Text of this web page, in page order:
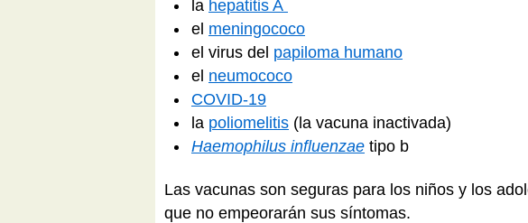
la hepatitis A
el meningococo
el virus del papiloma humano
el neumococo
COVID-19
la poliomelitis (la vacuna inactivada)
Haemophilus influenzae tipo b
Las vacunas son seguras para los niños y los
que no empeorarán sus síntomas.